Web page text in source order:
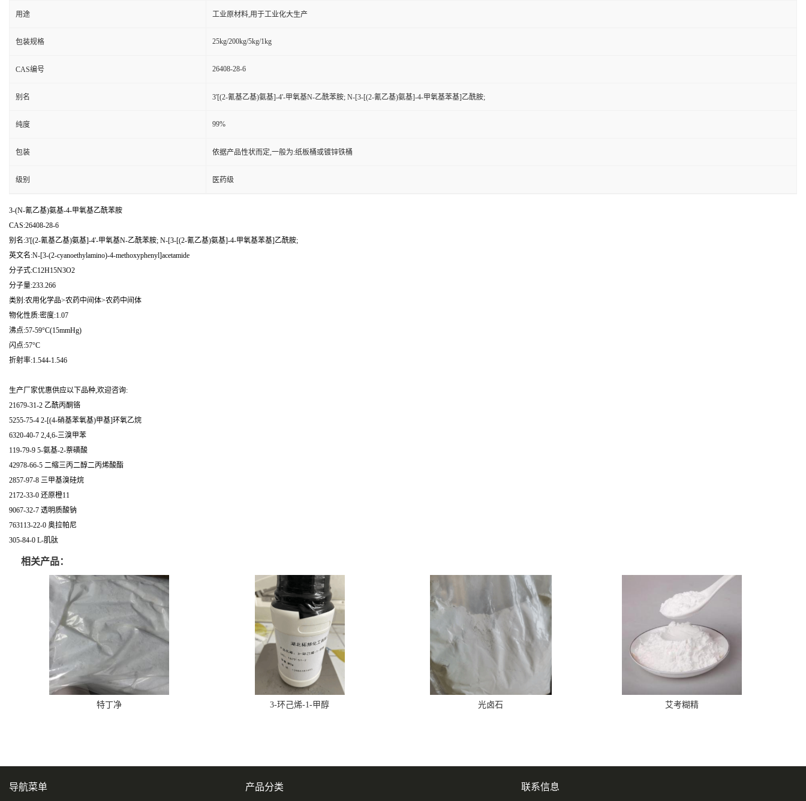
用途 工业原材料,用于工业化大生产
包装规格 25kg/200kg/5kg/1kg
CAS编号 26408-28-6
别名 3'[(2-氰基乙基)氨基]-4'-甲氧基N-乙酰苯胺; N-[3-[(2-氰乙基)氨基]-4-甲氧基苯基]乙酰胺;
纯度 99%
包装 依据产品性状而定,一般为:纸板桶或镀锌铁桶
级别 医药级
3-(N-氰乙基)氨基-4-甲氧基乙酰苯胺
CAS:26408-28-6
别名:3'[(2-氰基乙基)氨基]-4'-甲氧基N-乙酰苯胺; N-[3-[(2-氰乙基)氨基]-4-甲氧基苯基]乙酰胺;
英文名:N-[3-(2-cyanoethylamino)-4-methoxyphenyl]acetamide
分子式:C12H15N3O2
分子量:233.266
类别:农用化学品>农药中间体>农药中间体
物化性质:密度:1.07
沸点:57-59°C(15mmHg)
闪点:57°C
折射率:1.544-1.546
生产厂家优惠供应以下品种,欢迎咨询:
21679-31-2 乙酰丙酮铬
5255-75-4 2-[(4-硝基苯氧基)甲基]环氧乙烷
6320-40-7 2,4,6-三溴甲苯
119-79-9 5-氨基-2-萘磺酸
42978-66-5 二缩三丙二醇二丙烯酸酯
2857-97-8 三甲基溴硅烷
2172-33-0 还原橙11
9067-32-7 透明质酸钠
763113-22-0 奥拉帕尼
305-84-0 L-肌肽
相关产品：
特丁净 3-环己烯-1-甲醇 光卤石 艾考糊精
导航菜单 产品分类 联系信息